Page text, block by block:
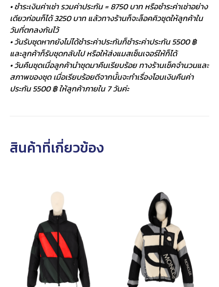
• ชำระเงินค่าเช่า รวมค่าประกัน = 8750 บาท หรือชำระค่าเช่าอย่าง
เดียวก่อนก็ได้ 3250 บาท แล้วทางร้านก็จะล็อคคิวชุดให้ลูกค้าใน
วันที่ตกลงกันไว้
• วันรับชุดหากยังไม่ได้ชำระค่าประกันก็ชำระค่าประกัน 5500 ฿
และลูกค้าก็รับชุดกลับไป หรือให้ส่งแมสเซ็นเจอร์ให้ก็ได้
• วันคืนชุดเมื่อลูกค้านำชุดมาคืนเรียบร้อย ทางร้านเช็คจำนวนและ
สภาพของชุด เมื่อเรียบร้อยดีจากนั้นจะทำเรื่องโอนเงินคืนค่า
ประกัน 5500 ฿ ให้ลูกค้าภายใน 7 วันค่ะ
สินค้าที่เกี่ยวข้อง